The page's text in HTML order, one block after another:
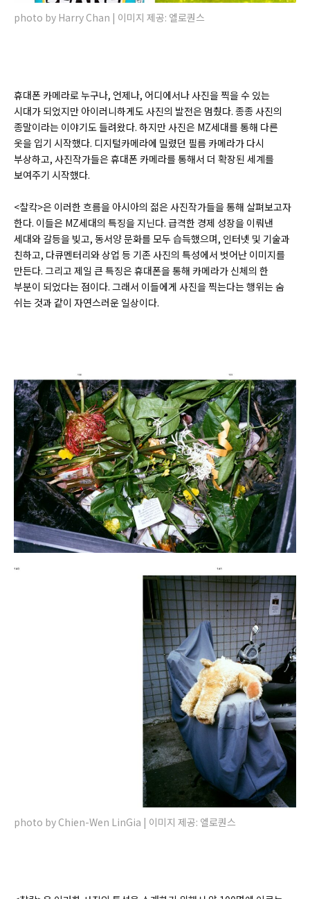
photo by Harry Chan | 이미지 제공: 엘로퀀스
휴대폰 카메라로 누구나, 언제나, 어디에서나 사진을 찍을 수 있는
시대가 되었지만 아이러니하게도 사진의 발전은 멈췄다. 종종 사진의
종말이라는 이야기도 들려왔다. 하지만 사진은 MZ세대를 통해 다른
옷을 입기 시작했다. 디지털카메라에 밀렸던 필름 카메라가 다시
부상하고, 사진작가들은 휴대폰 카메라를 통해서 더 확장된 세계를
보여주기 시작했다.
<찰칵>은 이러한 흐름을 아시아의 젊은 사진작가들을 통해 살펴보고자
한다. 이들은 MZ세대의 특징을 지닌다. 급격한 경제 성장을 이뤄낸
세대와 갈등을 빚고, 동서양 문화를 모두 습득했으며, 인터넷 및 기술과
친하고, 다큐멘터리와 상업 등 기존 사진의 특성에서 벗어난 이미지를
만든다. 그리고 제일 큰 특징은 휴대폰을 통해 카메라가 신체의 한
부분이 되었다는 점이다. 그래서 이들에게 사진을 찍는다는 행위는 숨
쉬는 것과 같이 자연스러운 일상이다.
photo by Chien-Wen LinGia | 이미지 제공: 엘로퀀스